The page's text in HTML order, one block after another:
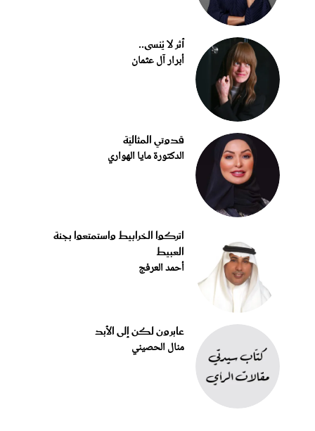
أثر لا يُنسى..
أبرار آل عثمان
قدوتي المثاليّة
الدكتورة مايا الهواري
اتركوا الخرابيط واستمتعوا بجنة
العبيط
أحمد العرفج
عابرون لكن إلى الأبد
منال الحصيني